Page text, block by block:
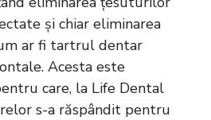
și chiar eliminarea
ar fi tartrul dentar
Acesta este
care, la Life Dental
s-a răspândit pentru